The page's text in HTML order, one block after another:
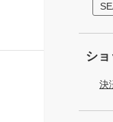
シ
決